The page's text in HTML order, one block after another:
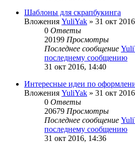
Шаблоны для скрапбукинга
Вложения YuliYak » 31 окт
0 Ответы
20199 Просмотры
Последнее сообщение
последнему сообщению
31 окт 2016, 14:40
Интересные идеи по
Вложения YuliYak » 31 окт
0 Ответы
20679 Просмотры
Последнее сообщение
последнему сообщению
31 окт 2016, 14:36